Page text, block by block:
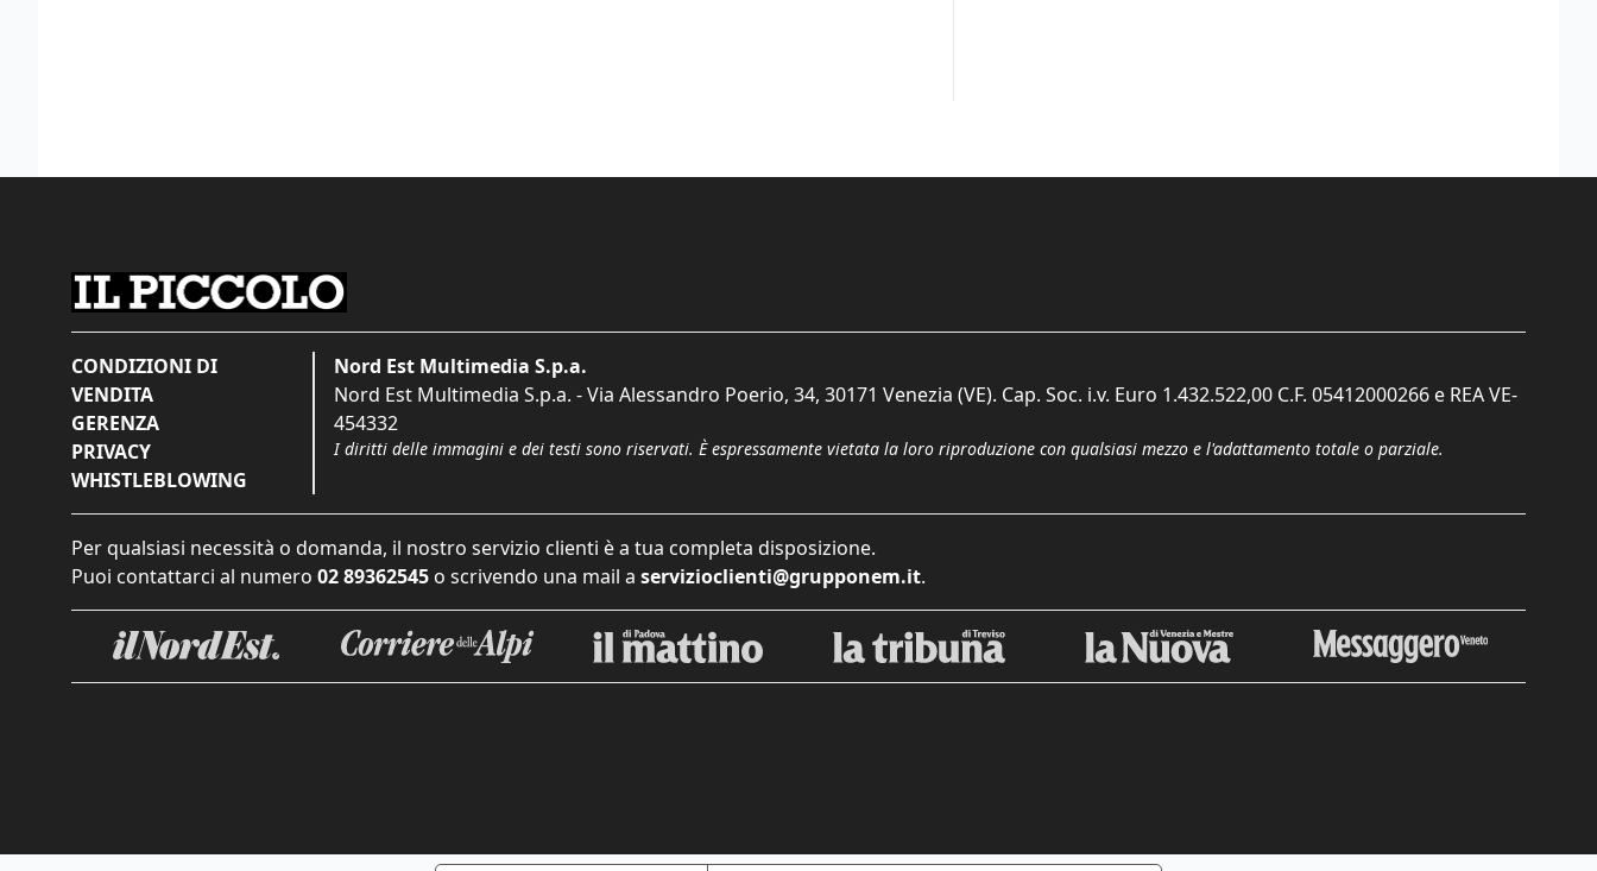
CONDIZIONI DI
VENDITA
GERENZA
PRIVACY
WHISTLEBLOWING
Nord Est Multimedia S.p.a.
Nord Est Multimedia S.p.a. - Via Alessandro Poerio, 34, 30171 Venezia (VE). Cap. Soc. i.v. Euro 1.432.522,00 C.F. 05412000266 e REA VE-
454332
I diritti delle immagini e dei testi sono riservati. È espressamente vietata la loro riproduzione con qualsiasi mezzo e l'adattamento totale o parziale.
Per qualsiasi necessità o domanda, il nostro servizio clienti è a tua completa disposizione.
Puoi contattarci al numero 02 89362545 o scrivendo una mail a servizioclienti@grupponem.it.